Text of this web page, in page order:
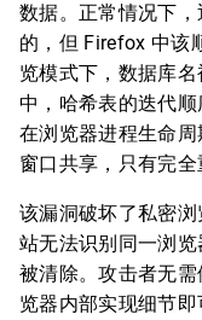
数据。正常情况下
的，但 Firefox 中该
览模式下，数据库
中，哈希表的迭代
在浏览器进程生命
窗口共享，只有完全
该漏洞破坏了私密
站无法识别同一浏
被清除。攻击者无
览器内部实现细节即